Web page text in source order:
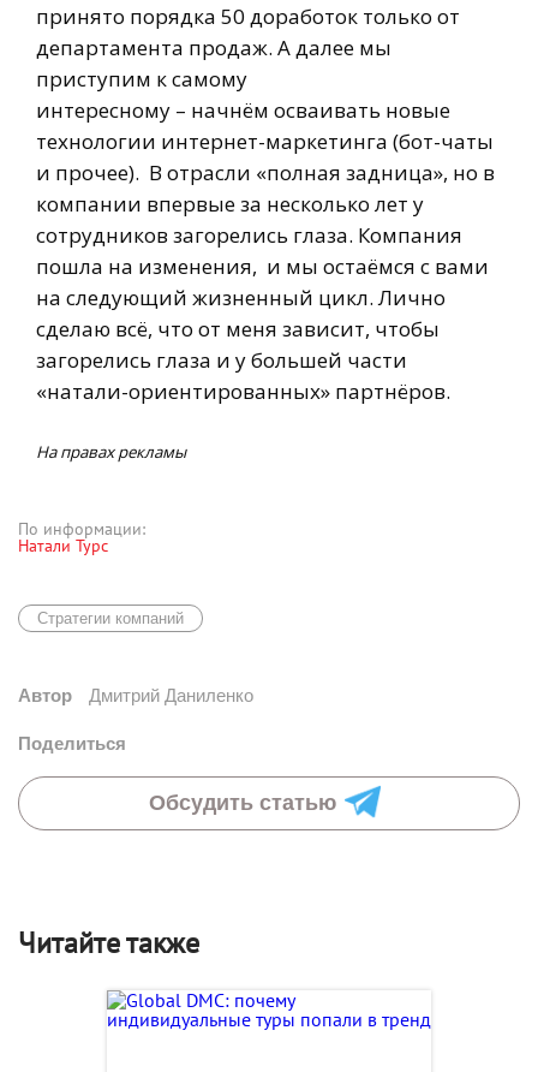
принято порядка 50 доработок только от
департамента продаж. А далее мы
приступим к самому
интересному – начнём осваивать новые
технологии интернет-маркетинга (бот-чаты
и прочее). В отрасли «полная задница», но в
компании впервые за несколько лет у
сотрудников загорелись глаза. Компания
пошла на изменения, и мы остаёмся с вами
на следующий жизненный цикл. Лично
сделаю всё, что от меня зависит, чтобы
загорелись глаза и у большей части
«натали-ориентированных» партнёров.
На правах рекламы
По информации:
Натали Турс
Стратегии компаний
Автор Дмитрий Даниленко
Поделиться
Обсудить статью
Читайте также